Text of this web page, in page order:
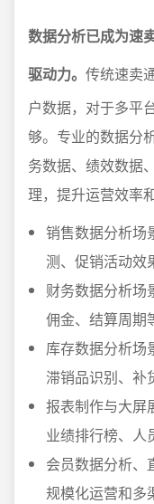
数据分析已成为速
驱动力。 传统速卖
户数据，对于多平
够。专业的数据分
务数据、绩效数据
理，提升运营效率
销售数据分析场
测、促销活动效
财务数据分析场
佣金、结算周期
库存数据分析场
滞销品识别、补
报表制作与大屏
业绩排行榜、人
会员数据分析、
规模化运营和多